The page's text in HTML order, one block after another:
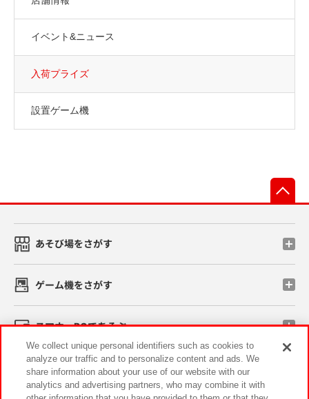
イベント&ニュース
入荷プライズ
設置ゲーム機
あそび場をさがす
ゲーム機をさがす
スマホ・PCであそぶ
イベント・キャンペーン
We collect unique personal identifiers such as cookies to
analyze our traffic and to personalize content and ads. We
share information about your use of our website with our
analytics and advertising partners, who may combine it with